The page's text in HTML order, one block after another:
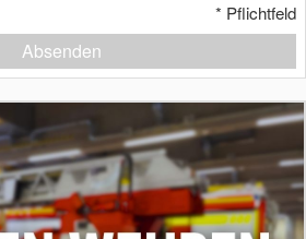
* Pflichtfeld
Absenden